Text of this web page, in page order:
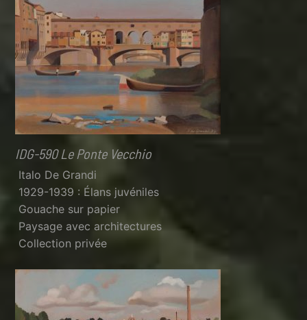
IDG-590 Le Ponte Vecchio
Italo De Grandi
1929-1939 : Élans juvéniles
Gouache sur papier
Paysage avec architectures
Collection privée